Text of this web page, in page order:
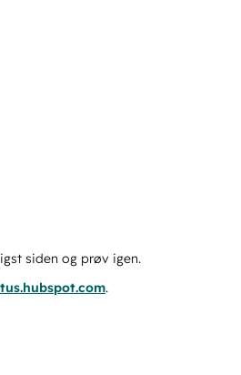
siden og prøv igen.
.